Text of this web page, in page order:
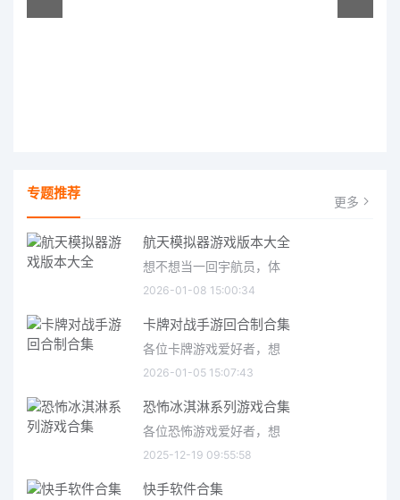
专题推荐 更多
航天模拟器游戏版本大全
想不想当一回宇航员，体
2026-01-08 15:00:34
卡牌对战手游回合制合集
各位卡牌游戏爱好者，想
2026-01-05 15:07:43
恐怖冰淇淋系列游戏合集
各位恐怖游戏爱好者，想
2025-12-19 09:55:58
快手软件合集